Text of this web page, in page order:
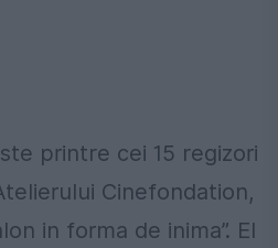
printre cei 15 regizori
Cinefondation,
in forma de inima”. El